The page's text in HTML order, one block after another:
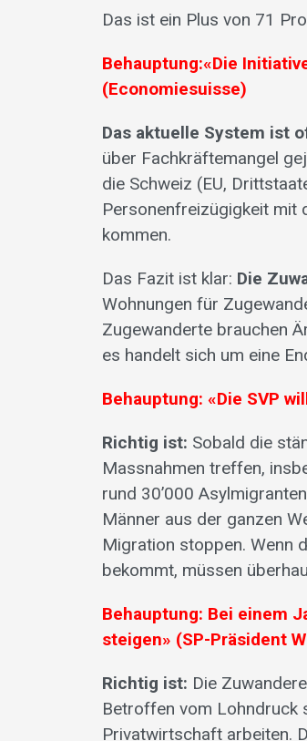
Das ist ein Plus von 71
Behauptung:«Die
(Economiesuisse)
Das aktuelle System ist
über Fachkräftemangel
die Schweiz (EU,
Personenfreizügigkeit mit
kommen.
Das Fazit ist klar: Die
Wohnungen für
Zugewanderte brauchen
es handelt sich um eine
Behauptung: «Die SVP
Richtig ist: Sobald die
Massnahmen treffen,
rund 30’000
Männer aus der ganzen
Migration stoppen. Wenn
bekommt, müssen
Behauptung: Bei einem
steigen» (SP-Präsident
Richtig ist: Die
Betroffen vom Lohndruck
Privatwirtschaft arbeiten.